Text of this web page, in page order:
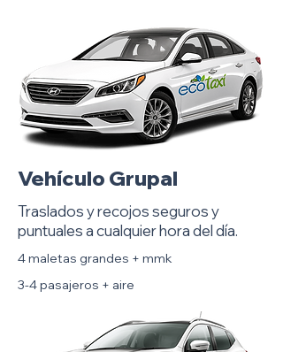
Vehículo Grupal
Traslados y recojos seguros y
puntuales a cualquier hora del día.
4 maletas grandes + mmk
3-4 pasajeros + aire